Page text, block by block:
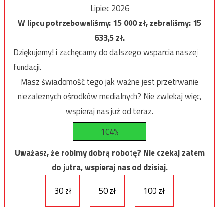
Lipiec 2026
W lipcu potrzebowaliśmy:15 000zł, zebraliśmy:15
633,5zł.
Dziękujemy! i zachęcamy do dalszego wsparcia naszej
fundacji.
Masz świadomość tego jak ważne jest przetrwanie
niezależnych ośrodków medialnych? Nie zwlekaj więc,
wspieraj nas już od teraz.
104%
Uważasz, że robimy dobrą robotę? Nie czekaj zatem
do jutra, wspieraj nas od dzisiaj.
30 zł
50 zł 100 zł